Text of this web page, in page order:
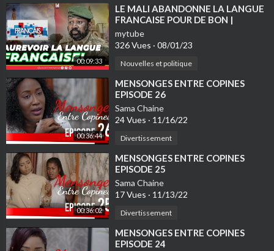
00:09:33
⁣LE MALI ABANDONNE LA LANGUE
FRANCAISE POUR DE BON |
Geopolitique | Episode #824
mytube
326 Vues · 08/01/23
Nouvelles et politique
00:36:44
⁣MENSONGES ENTRE COPINES
EPISODE 26
Sama Chaine
24 Vues · 11/16/22
Divertissement
00:36:02
⁣MENSONGES ENTRE COPINES
EPISODE 25
Sama Chaine
17 Vues · 11/13/22
Divertissement
⁣MENSONGES ENTRE COPINES
EPISODE 24